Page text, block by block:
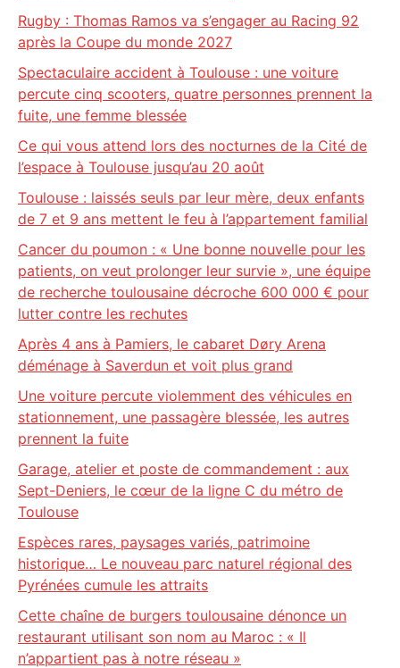
Rugby : Thomas Ramos va s’engager au Racing 92
après la Coupe du monde 2027
Spectaculaire accident à Toulouse : une voiture
percute cinq scooters, quatre personnes prennent la
fuite, une femme blessée
Ce qui vous attend lors des nocturnes de la Cité de
l’espace à Toulouse jusqu’au 20 août
Toulouse : laissés seuls par leur mère, deux enfants
de 7 et 9 ans mettent le feu à l’appartement familial
Cancer du poumon : « Une bonne nouvelle pour les
patients, on veut prolonger leur survie », une équipe
de recherche toulousaine décroche 600 000 € pour
lutter contre les rechutes
Après 4 ans à Pamiers, le cabaret Døry Arena
déménage à Saverdun et voit plus grand
Une voiture percute violemment des véhicules en
stationnement, une passagère blessée, les autres
prennent la fuite
Garage, atelier et poste de commandement : aux
Sept-Deniers, le cœur de la ligne C du métro de
Toulouse
Espèces rares, paysages variés, patrimoine
historique… Le nouveau parc naturel régional des
Pyrénées cumule les attraits
Cette chaîne de burgers toulousaine dénonce un
restaurant utilisant son nom au Maroc : « Il
n’appartient pas à notre réseau »